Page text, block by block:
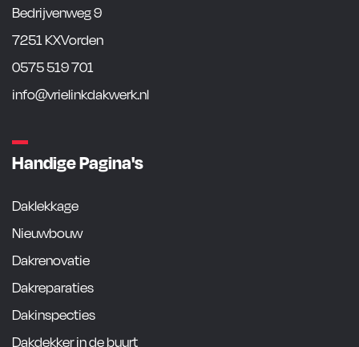
Bedrijvenweg 9
7251 KXVorden
0575 519 701
info@vrielinkdakwerk.nl
Handige Pagina's
Daklekkage
Nieuwbouw
Dakrenovatie
Dakreparaties
Dakinspecties
Dakdekker in de buurt